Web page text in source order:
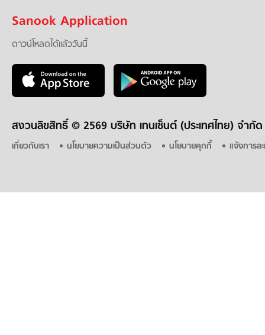
Sanook Application
ดาวน์โหลดได้แล้ววันนี้
สงวนลิขสิทธิ์ © 2569 บริษัท เทนเซ็นต์ (ประเทศไทย) จำกัด
เกี่ยวกับเรา นโยบายความเป็นส่วนตัว นโยบายคุกกี้ แจ้งการล